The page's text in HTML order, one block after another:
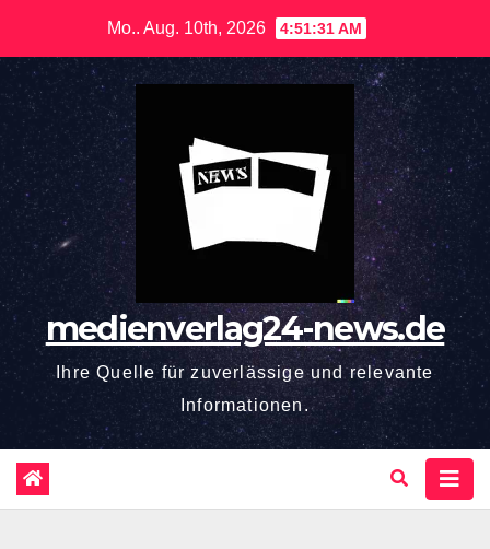
springen
Mo.. Aug. 10th, 2026 4:51:32 AM
medienverlag24-news.de
Ihre Quelle für zuverlässige und relevante
Informationen.